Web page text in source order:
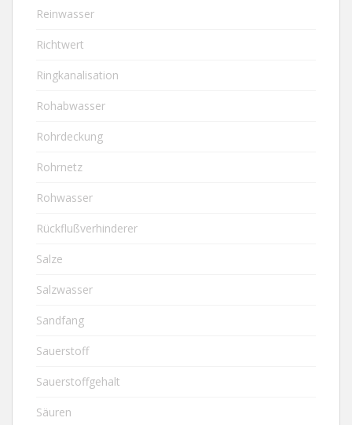
Reinwasser
Richtwert
Ringkanalisation
Rohabwasser
Rohrdeckung
Rohrnetz
Rohwasser
Rückflußverhinderer
Salze
Salzwasser
Sandfang
Sauerstoff
Sauerstoffgehalt
Säuren